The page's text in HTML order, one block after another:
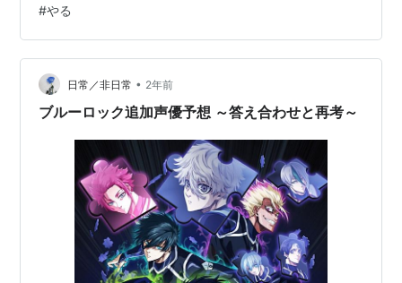
ング参加中雑談・日記を書きたい人のグループ ランキン
グ参加中 医療
#やる
日常／非日常 • 2年前
ブルーロック追加声優予想 ～答え合わせと再考～